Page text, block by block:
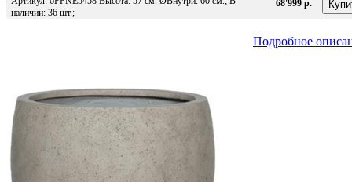
наличии: 36 шт.;
68'999 р.
Подробное